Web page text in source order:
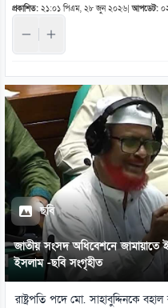
প্রকাশিত: ২১:০১ পিএম, ২৮ জুন ২০২৬ |আপডেট:
ছবি
জাতীয় সংসদ অধিবেশনে
ইসলাম -ছবি সংগৃহীত
রাষ্ট্রপতি পদে মো. সাহাবুদ্দিনকে